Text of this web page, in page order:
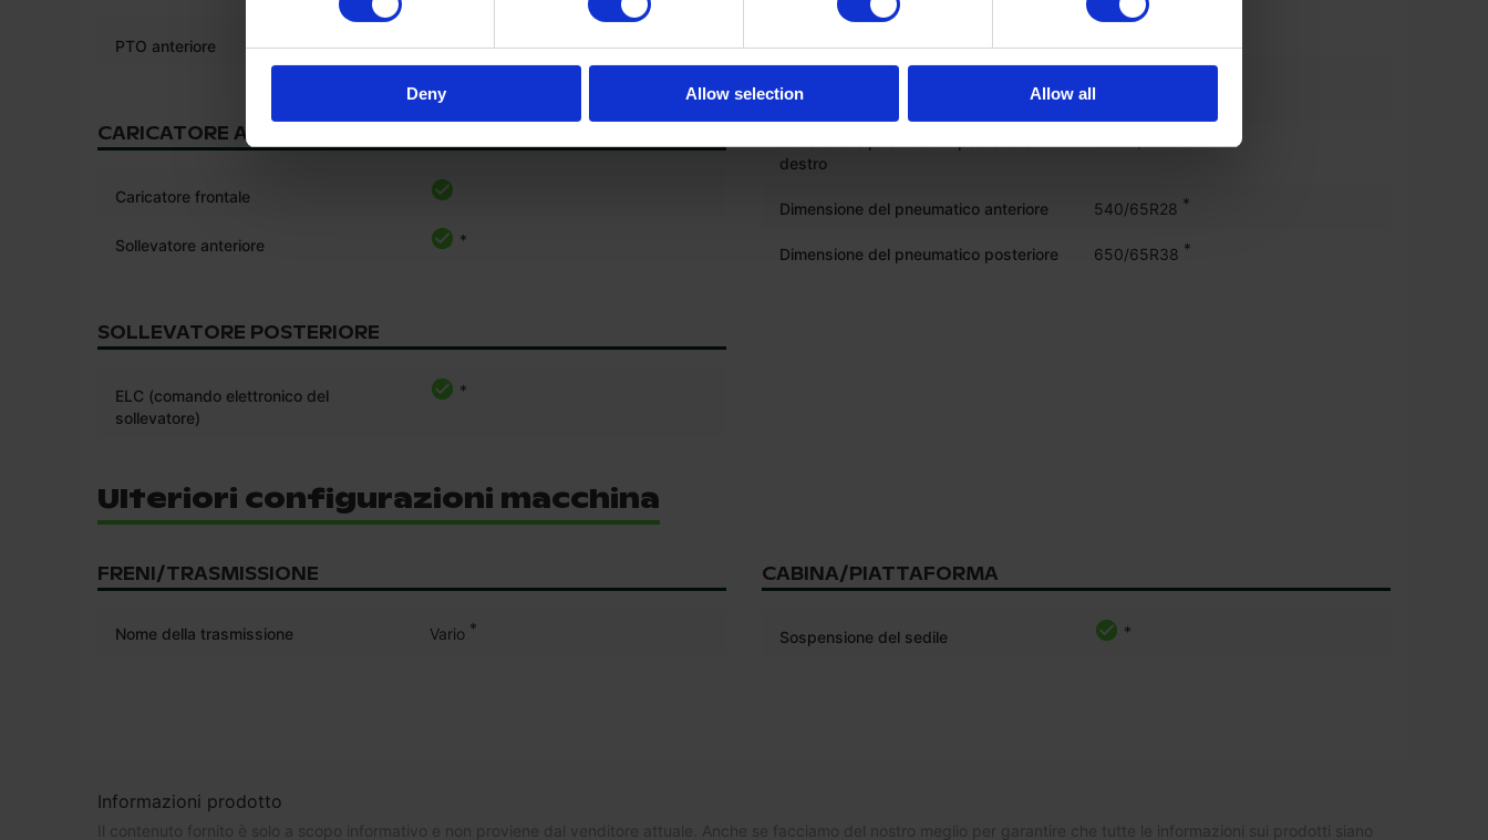
Deny Allow selection Allow all
PTO anteriore
CARICATORE ANTERIORE/ SOLLEVATORE
Caricatore frontale
Sollevatore anteriore *
SOLLEVATORE POSTERIORE
ELC (comando elettronico del
sollevatore)
*
Dimensione del pneumatico posteriore
vf650/65 r42
pneumatico posteriore destro %
destro
Dimensione del pneumatico anteriore 540/65R28 *
Dimensione del pneumatico posteriore 650/65R38 *
Ulteriori configurazioni macchina
FRENI/TRASMISSIONE
Nome della trasmissione Vario *
CABINA/PIATTAFORMA
Sospensione del sedile *
Informazioni prodotto
Il contenuto fornito è solo a scopo informativo e non proviene dal venditore attuale. Anche se facciamo del nostro meglio per garantire che tutte le informazioni sui prodotti siano